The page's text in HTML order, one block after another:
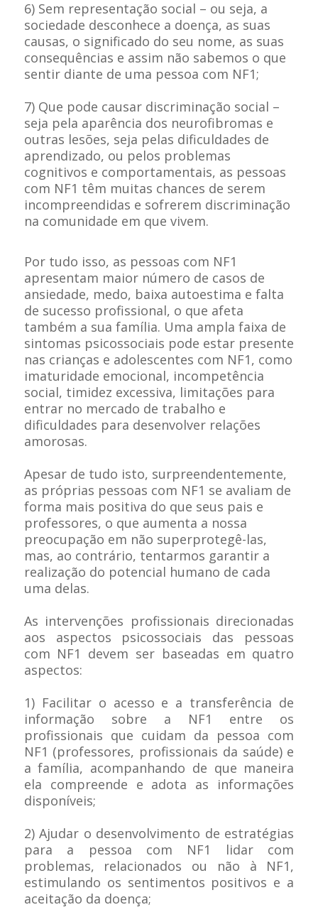
6) Sem representação social – ou seja, a
sociedade desconhece a doença, as suas
causas, o significado do seu nome, as suas
consequências e assim não sabemos o que
sentir diante de uma pessoa com NF1;
7) Que pode causar discriminação social –
seja pela aparência dos neurofibromas e
outras lesões, seja pelas dificuldades de
aprendizado, ou pelos problemas
cognitivos e comportamentais, as pessoas
com NF1 têm muitas chances de serem
incompreendidas e sofrerem discriminação
na comunidade em que vivem.
Por tudo isso, as pessoas com NF1
apresentam maior número de casos de
ansiedade, medo, baixa autoestima e falta
de sucesso profissional, o que afeta
também a sua família. Uma ampla faixa de
sintomas psicossociais pode estar presente
nas crianças e adolescentes com NF1, como
imaturidade emocional, incompetência
social, timidez excessiva, limitações para
entrar no mercado de trabalho e
dificuldades para desenvolver relações
amorosas.
Apesar de tudo isto, surpreendentemente,
as próprias pessoas com NF1 se avaliam de
forma mais positiva do que seus pais e
professores, o que aumenta a nossa
preocupação em não superprotegê-las,
mas, ao contrário, tentarmos garantir a
realização do potencial humano de cada
uma delas.
As intervenções profissionais direcionadas
aos aspectos psicossociais das pessoas
com NF1 devem ser baseadas em quatro
aspectos:
1) Facilitar o acesso e a transferência de
informação sobre a NF1 entre os
profissionais que cuidam da pessoa com
NF1 (professores, profissionais da saúde) e
a família, acompanhando de que maneira
ela compreende e adota as informações
disponíveis;
2) Ajudar o desenvolvimento de estratégias
para a pessoa com NF1 lidar com
problemas, relacionados ou não à NF1,
estimulando os sentimentos positivos e a
aceitação da doença;